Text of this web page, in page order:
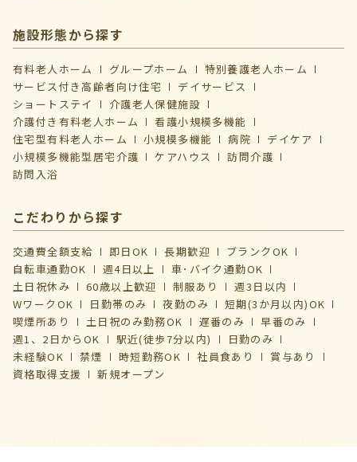
施設形態から探す
有料老人ホーム グループホーム
特別養護老人ホーム
サービス付き高齢者向け住宅
デイサービス
ショートステイ
介護⽼⼈保健施設
介護付き有料老人ホーム
看護小規模多機能
住宅型有料老人ホーム
小規模多機能 病院
デイケア
⼩規模多機能型居宅介護
ケアハウス
訪問介護
訪問入浴
こだわりから探す
交通費全額支給 即日OK 長期歓迎
ブランクOK
自転車通勤OK
週4日以上
車･バイク通勤OK
土日祝休み
60歳以上歓迎 制服あり
週3日以内
WワークOK
日勤帯のみ 夜勤のみ
短期(3か月以内)OK
喫煙所あり
土日祝のみ勤務OK 遅番のみ
早番のみ
週1、2日からOK
駅近(徒歩7分以内)
日勤のみ
未経験OK
禁煙 時短勤務OK 社員食あり
賞与あり
資格取得支援
新規オープン